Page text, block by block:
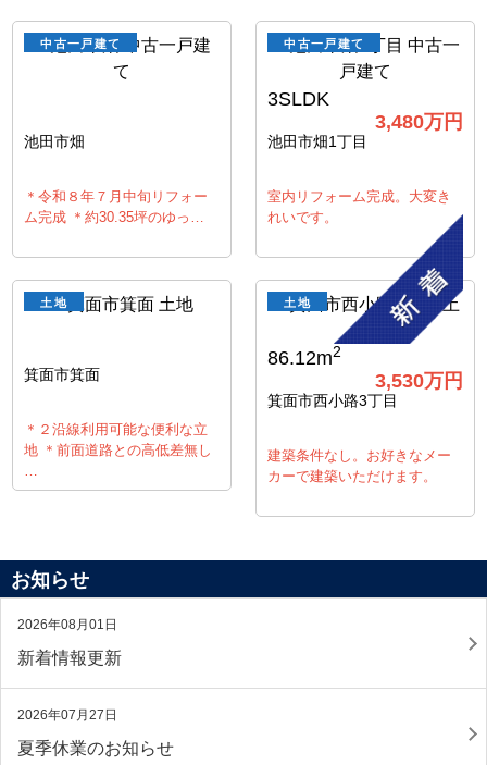
中古一戸建て
池田市畑
＊令和８年７月中旬リフォー
ム完成 ＊約30.35坪のゆっ…
中古一戸建て
3SLDK
3,480万円
池田市畑1丁目
室内リフォーム完成。大変き
れいです。
土地
箕面市箕面
＊２沿線利用可能な便利な立
地 ＊前面道路との高低差無し
…
土地
86.12m2
3,530万円
箕面市西小路3丁目
建築条件なし。お好きなメー
カーで建築いただけます。
お知らせ
2026年08月01日
新着情報更新
2026年07月27日
夏季休業のお知らせ